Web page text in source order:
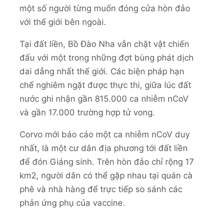
một số người từng muốn đóng cửa hòn đảo
với thế giới bên ngoài.
Tại đất liền, Bồ Đào Nha vẫn chật vật chiến
đấu với một trong những đợt bùng phát dịch
dai dẳng nhất thế giới. Các biện pháp hạn
chế nghiêm ngặt được thực thi, giữa lúc đất
nước ghi nhận gần 815.000 ca nhiễm nCoV
và gần 17.000 trường hợp tử vong.
Corvo mới báo cáo một ca nhiễm nCoV duy
nhất, là một cư dân địa phương tới đất liền
để đón Giáng sinh. Trên hòn đảo chỉ rộng 17
km2, người dân có thể gặp nhau tại quán cà
phê và nhà hàng để trực tiếp so sánh các
phản ứng phụ của vaccine.